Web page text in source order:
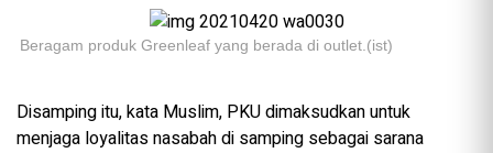
Beragam produk Greenleaf yang berada di outlet.(ist)
Disamping itu, kata Muslim, PKU dimaksudkan untuk
menjaga loyalitas nasabah di samping sebagai sarana